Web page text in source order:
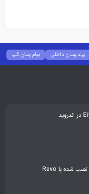
پیام رسان داخلی
پیام رسان گپ
آموزش حذف کامل نرم افزارهای نصب شده با Revo